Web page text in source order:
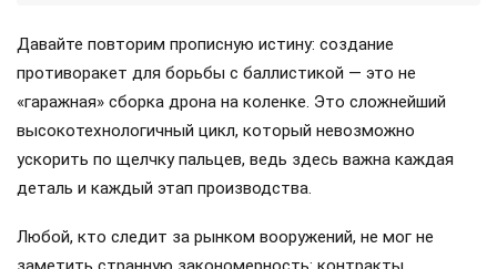
Давайте повторим прописную истину: создание
противоракет для борьбы с баллистикой — это не
«гаражная» сборка дрона на коленке. Это сложнейший
высокотехнологичный цикл, который невозможно
ускорить по щелчку пальцев, ведь здесь важна каждая
деталь и каждый этап производства.
Любой, кто следит за рынком вооружений, не мог не